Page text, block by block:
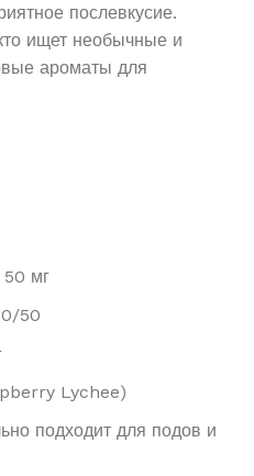
послевкусие.
ищет необычные и
ароматы для
50 мг
50
Lychee)
подходит для подов и